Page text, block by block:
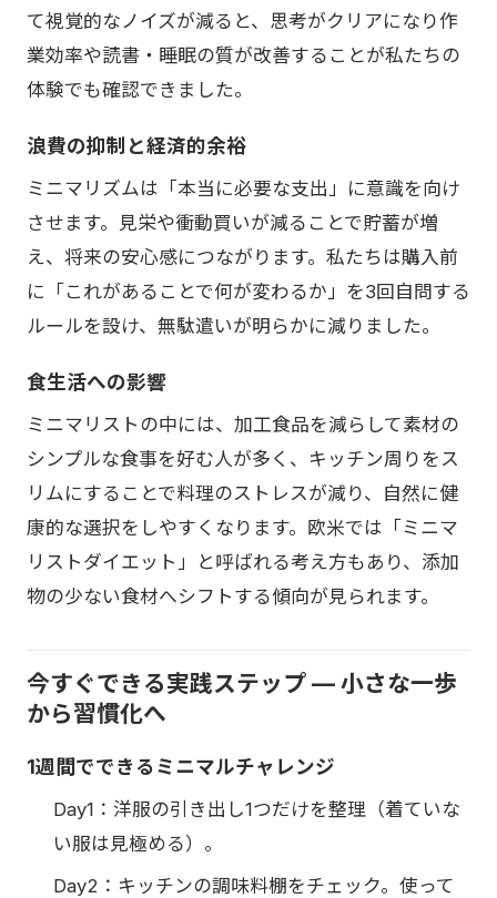
て視覚的なノイズが減ると、思考がクリアになり作
業効率や読書・睡眠の質が改善することが私たちの
体験でも確認できました。
浪費の抑制と経済的余裕
ミニマリズムは「本当に必要な支出」に意識を向け
させます。見栄や衝動買いが減ることで貯蓄が増
え、将来の安心感につながります。私たちは購入前
に「これがあることで何が変わるか」を3回自問する
ルールを設け、無駄遣いが明らかに減りました。
食生活への影響
ミニマリストの中には、加工食品を減らして素材の
シンプルな食事を好む人が多く、キッチン周りをス
リムにすることで料理のストレスが減り、自然に健
康的な選択をしやすくなります。欧米では「ミニマ
リストダイエット」と呼ばれる考え方もあり、添加
物の少ない食材へシフトする傾向が見られます。
今すぐできる実践ステップ — 小さな一歩
から習慣化へ
1週間でできるミニマルチャレンジ
Day1：洋服の引き出し1つだけを整理（着ていな
い服は見極める）。
Day2：キッチンの調味料棚をチェック。使って